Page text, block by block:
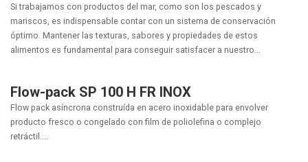
Si trabajamos con productos del mar, como son los pescados y
mariscos, es indispensable contar con un sistema de conservación
óptimo. Mantener las texturas, sabores y propiedades de estos
alimentos es fundamental para conseguir satisfacer a nuestro...
Flow-pack SP 100 H FR INOX
Flow pack asíncrona construída en acero inoxidable para envolver
producto fresco o congelado con film de poliolefina o complejo
retráctil....